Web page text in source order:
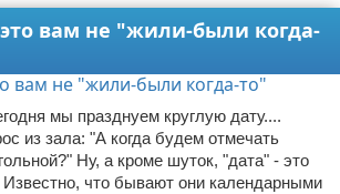
вам не "жили-были когда-
мы празднуем круглую дату....
из зала: "А когда будем отмечать
Ну, а кроме шуток, "дата" - это
Известно, что бывают они календарными